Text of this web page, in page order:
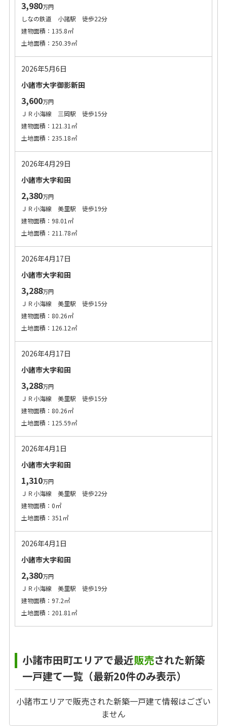
3,980万円
しなの鉄道 小諸駅 徒歩22分
建物面積：135.8㎡
土地面積：250.39㎡
2026年5月6日
小諸市大字御影新田
3,600万円
ＪＲ小海線 三岡駅 徒歩15分
建物面積：121.31㎡
土地面積：235.18㎡
2026年4月29日
小諸市大字和田
2,380万円
ＪＲ小海線 美里駅 徒歩19分
建物面積：98.01㎡
土地面積：211.78㎡
2026年4月17日
小諸市大字和田
3,288万円
ＪＲ小海線 美里駅 徒歩15分
建物面積：80.26㎡
土地面積：126.12㎡
2026年4月17日
小諸市大字和田
3,288万円
ＪＲ小海線 美里駅 徒歩15分
建物面積：80.26㎡
土地面積：125.59㎡
2026年4月1日
小諸市大字和田
1,310万円
ＪＲ小海線 美里駅 徒歩22分
建物面積：0㎡
土地面積：351㎡
2026年4月1日
小諸市大字和田
2,380万円
ＪＲ小海線 美里駅 徒歩19分
建物面積：97.2㎡
土地面積：201.81㎡
小諸市田町エリアで最近販売された新築
一戸建て一覧（最新20件のみ表示）
小諸市エリアで販売された新築一戸建て情報はござい
ません